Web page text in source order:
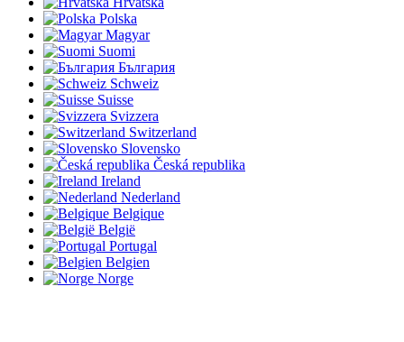
Polska
Magyar
Suomi
България
Schweiz
Suisse
Svizzera
Switzerland
Slovensko
Česká republika
Ireland
Nederland
Belgique
België
Portugal
Belgien
Norge